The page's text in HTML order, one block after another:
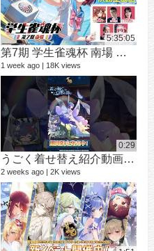
5:35:05
第7期 学生雀魂杯 南場 決勝
1 week ago 18K views
0:29
うごく着せ替え紹介動画 七海 礼奈 #shorts
2 weeks ago 2K views